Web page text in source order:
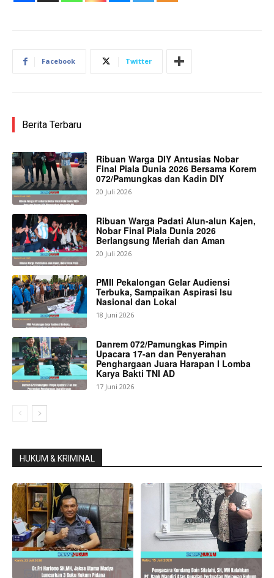
Facebook Twitter
Berita Terbaru
Ribuan Warga DIY Antusias Nobar
Final Piala Dunia 2026 Bersama Korem
072/Pamungkas dan Kadin DIY
20 Juli 2026
Ribuan Warga Padati Alun-alun Kajen,
Nobar Final Piala Dunia 2026
Berlangsung Meriah dan Aman
20 Juli 2026
PMII Pekalongan Gelar Audiensi
Terbuka, Sampaikan Aspirasi Isu
Nasional dan Lokal
18 Juni 2026
Danrem 072/Pamungkas Pimpin
Upacara 17-an dan Penyerahan
Penghargaan Juara Harapan I Lomba
Karya Bakti TNI AD
17 Juni 2026
HUKUM & KRIMINAL